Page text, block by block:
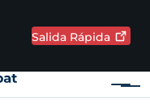
Salida Rápida
Menú